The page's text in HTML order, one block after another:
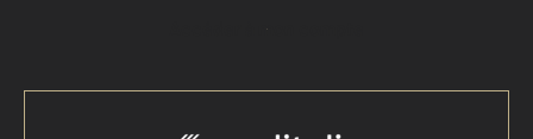
Accéder à mon compte